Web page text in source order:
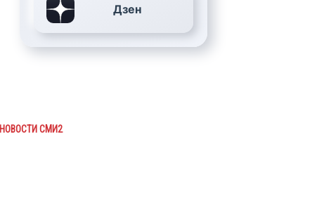
Дзен
НОВОСТИ СМИ2